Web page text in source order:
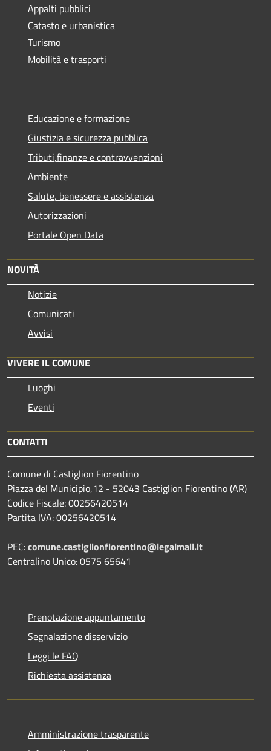
Appalti pubblici
Catasto e urbanistica
Turismo
Mobilità e trasporti
Educazione e formazione
Giustizia e sicurezza pubblica
Tributi,finanze e contravvenzioni
Ambiente
Salute, benessere e assistenza
Autorizzazioni
Portale Open Data
NOVITÀ
Notizie
Comunicati
Avvisi
VIVERE IL COMUNE
Luoghi
Eventi
CONTATTI
Comune di Castiglion Fiorentino
Piazza del Municipio,12 - 52043 Castiglion Fiorentino (AR)
Codice Fiscale: 00256420514
Partita IVA: 00256420514
PEC:comune.castiglionfiorentino@legalmail.it
Centralino Unico: 0575 65641
Prenotazione appuntamento
Segnalazione disservizio
Leggi le FAQ
Richiesta assistenza
Amministrazione trasparente